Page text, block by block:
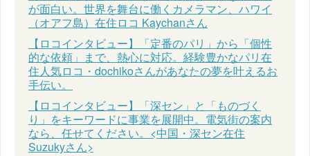
が面白い。世界を舞台に働くカメラマン、ハワイ
（オアフ島）在住ロコ Kaychanさん
【ロコインタビュー】「定番のパリ」から「個性
的な依頼」まで、熱心に対応。経験豊かなパリ在
住人気ロコ・dochikoさんがあなたの夢を叶えるお
手伝い。
【ロコインタビュー】「深セン」と「ものづく
り」をキーワードに事業を展開中。電気街の案内
なら、任せてください。<中国・深セン在住
Suzukyさん>